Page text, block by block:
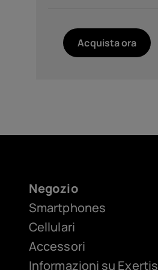
Colore
HD+ (720 x 1612) (1)
Acquista ora
Negozio
Smartphones
Cellulari
Accessori
Informazioni su Exertis